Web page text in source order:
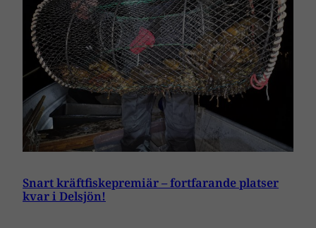
Snart kräftfiskepremiär – fortfarande platser
kvar i Delsjön!